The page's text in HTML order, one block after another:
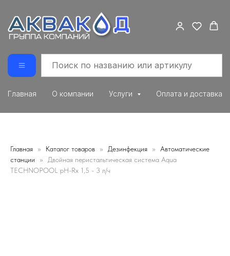
Главная О компании Услуги Оплата и доставка
Главная Каталог товаров Дезинфекция
Автоматические
станции
Двойная перистальтическая система Aqua
TECHNOPOOL pH-Rx 1,5 - 3 л/ч